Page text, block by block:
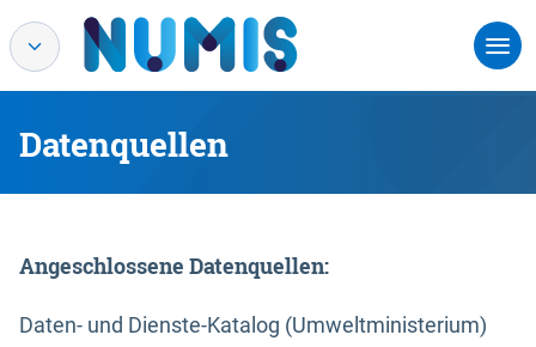
Datenquellen
Angeschlossene Datenquellen:
Daten- und Dienste-Katalog (Umweltministerium)